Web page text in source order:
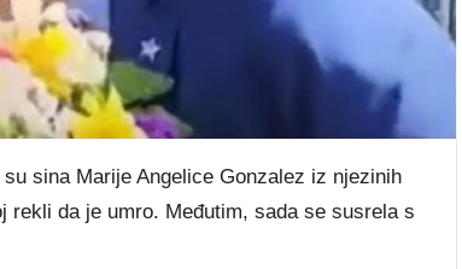
sina Marije Angelice Gonzalez iz njezinih
rekli da je umro. Međutim, sada se susrela s